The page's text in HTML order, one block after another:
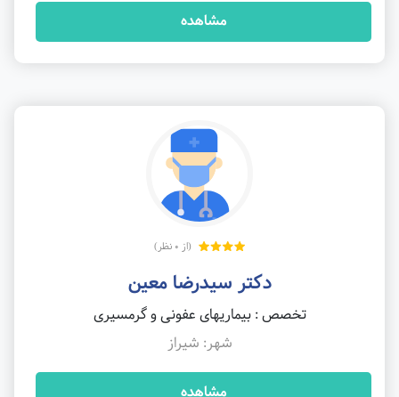
مشاهده
(از 0 نظر)
دکتر سیدرضا معین
تخصص : بیماریهای عفونی و گرمسیری
شهر: شیراز
مشاهده